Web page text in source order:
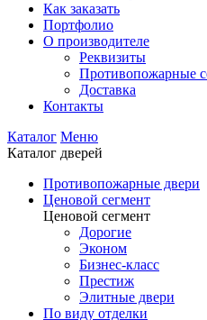
Как заказать
Портфолио
О производителе
Реквизиты
Противопожарные
Доставка
Контакты
Каталог Меню
Каталог дверей
Противопожарные двери
Ценовой сегмент
Ценовой сегмент
Дорогие
Эконом
Бизнес-класс
Престиж
Элитные двери
По виду отделки